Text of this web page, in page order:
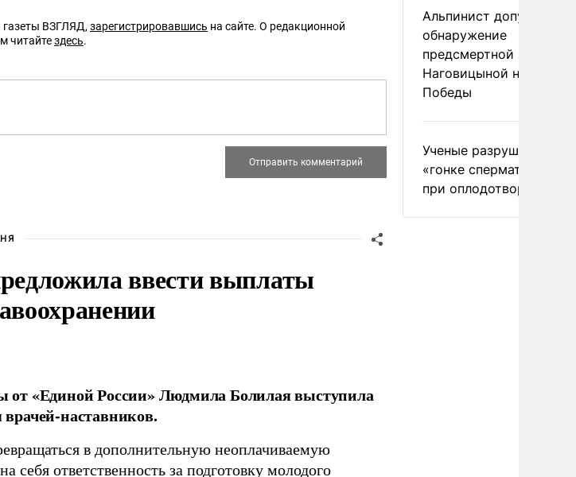
ВЗГЛЯД, зарегистрировавшись на сайте. О редакционной
читайтездесь.
ввести выплаты
от «Единой России» Людмила Болилая выступила
наставников.
в дополнительную неоплачиваемую
себя ответственность за подготовку молодого
Альпинист допустил
обнаружение
предсмертной записки
Наговицыной на пике
Победы
Ученые разрушили миф
«гонке
при оплодотворении